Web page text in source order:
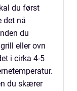
du først
det nå
du
eller ovn
i cirka 4-5
du skærer